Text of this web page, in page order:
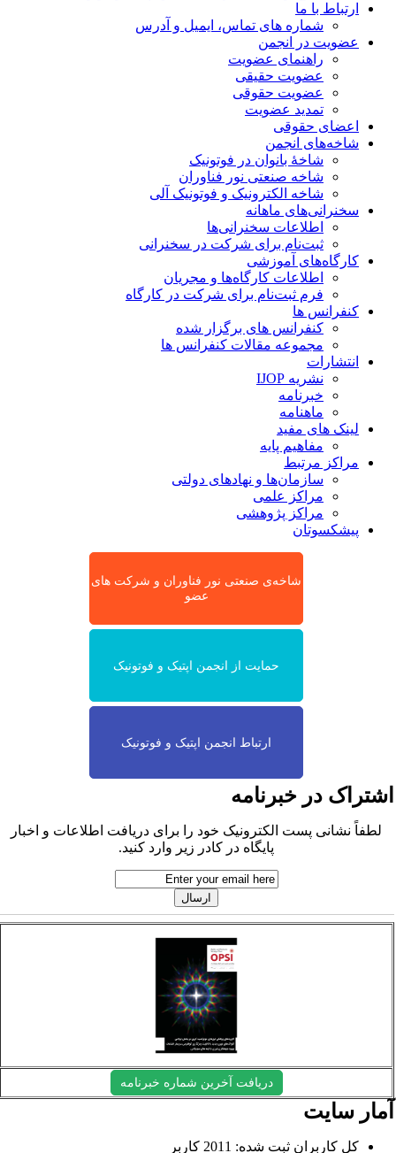
ارتباط با ما
شماره های تماس، ایمیل و آدرس
عضویت در انجمن
راهنمای عضویت
عضویت حقیقی
عضویت حقوقی
تمدید عضویت
اعضای حقوقی
شاخه‌های انجمن
شاخۀ بانوان در فوتونیک
شاخه صنعتی نور فناوران
شاخه‌ الکترونیک و فوتونیک آلی
سخنرانی‌های ماهانه
اطلاعات سخنرانی‌‌ها
ثبت‌نام برای شرکت در سخنرانی
کارگاه‌های آموزشی
اطلاعات کارگاه‌ها و مجریان
فرم ثبت‌نام برای شرکت در کارگاه
کنفرانس ها
کنفرانس های برگزار شده
مجموعه مقالات کنفرانس ها
انتشارات
نشریه IJOP
خبرنامه
ماهنامه
لینک های مفید
مفاهیم پایه
مراکز مرتبط
سازمان‌ها و نهادهای دولتی
مراکز علمی
مراکز پژوهشی
پیشکسوتان
شاخه‌ی صنعتی نور فناوران و شرکت های
عضو
حمایت از انجمن اپتیک و فوتونیک
ارتباط انجمن اپتیک و فوتونیک
در خبرنامه
لطفاً نشانی پست الکترونیک خود را برای دریافت اطلاعات و اخبار
پایگاه در کادر زیر وارد کنید.
دریافت آخرین شماره خبرنامه
سایت
کل کاربران ثبت شده: 2011 کاربر